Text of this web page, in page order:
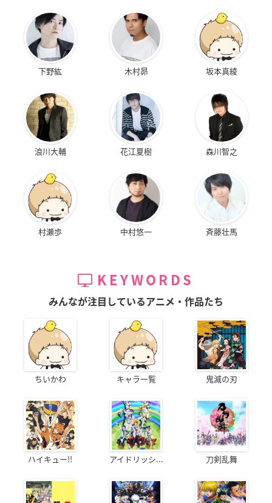
下野紘 木村昴 坂本真綾
浪川大輔 花江夏樹 森川智之
村瀬歩 中村悠一 斉藤壮馬
KEYWORDS
みんなが注目しているアニメ・作品たち
ちいかわ キャラ一覧 鬼滅の刃
ハイキュー!! アイドリッシ... 刀剣乱舞